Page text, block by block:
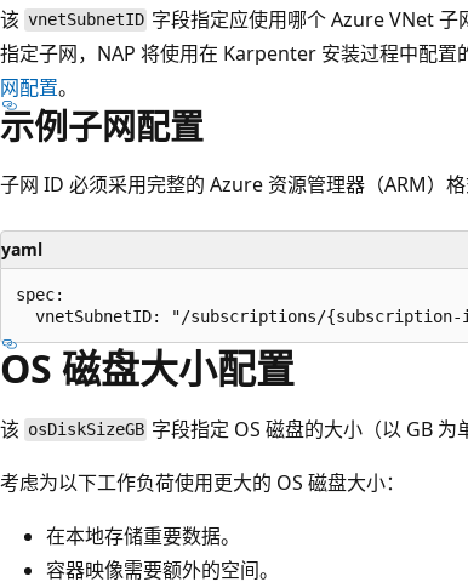
该 vnetSubnetID 字段指定应使用哪个 Azure VNet
指定子网，NAP 将使用在 Karpenter 安装过程中配置
网配置。
示例子网配置
子网 ID 必须采用完整的 Azure 资源管理器（ARM）格
yaml
spec:
OS 磁盘大小配置
该 osDiskSizeGB 字段指定 OS 磁盘的大小（以 GB 为
考虑为以下工作负荷使用更大的 OS 磁盘大小：
在本地存储重要数据。
容器映像需要额外的空间。